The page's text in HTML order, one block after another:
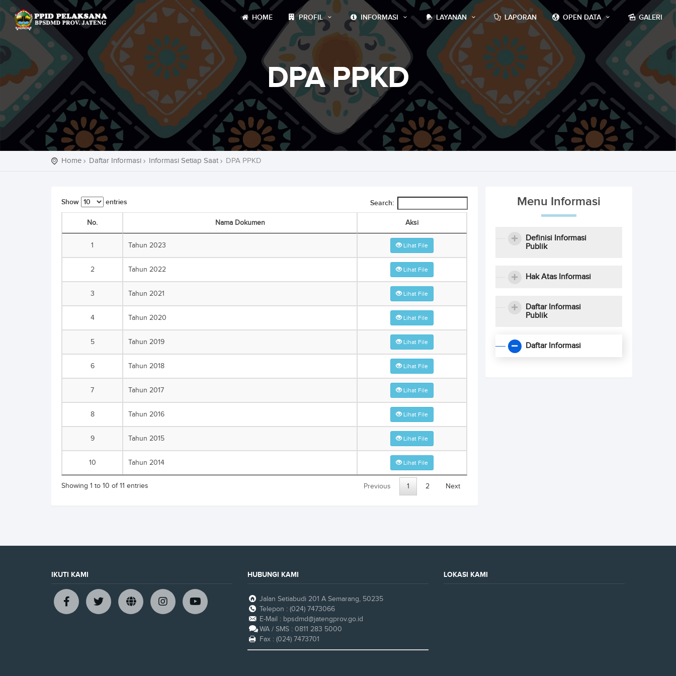
HOME PROFIL INFORMASI LAYANAN LAPORAN OPEN DATA GALERI
DPA PPKD
Home Daftar Informasi Informasi Setiap Saat DPA PPKD
Show entries Search:
No. Nama Dokumen Aksi
1 Tahun 2023 Lihat File
2 Tahun 2022 Lihat File
3 Tahun 2021 Lihat File
4 Tahun 2020 Lihat File
5 Tahun 2019 Lihat File
6 Tahun 2018 Lihat File
7 Tahun 2017 Lihat File
8 Tahun 2016 Lihat File
9 Tahun 2015 Lihat File
10 Tahun 2014 Lihat File
Showing 1 to 10 of 11 entries Previous 1 2 Next
Menu Informasi
Definisi Informasi
Publik
Hak Atas Informasi
Daftar Informasi
Publik
Daftar Informasi
IKUTI KAMI HUBUNGI KAMI
Jalan Setiabudi 201 A Semarang, 50235
Telepon : (024) 7473066
E-Mail : bpsdmd@jatengprov.go.id
WA / SMS : 0811 283 5000
Fax : (024) 7473701
LOKASI KAMI